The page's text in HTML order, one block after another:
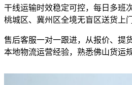
干线运输时效稳定可控，每日多班
桃城区、冀州区全境无盲区送货上
售后客服一对一跟进，从报价、提
本地物流运营经验，熟悉佛山货运